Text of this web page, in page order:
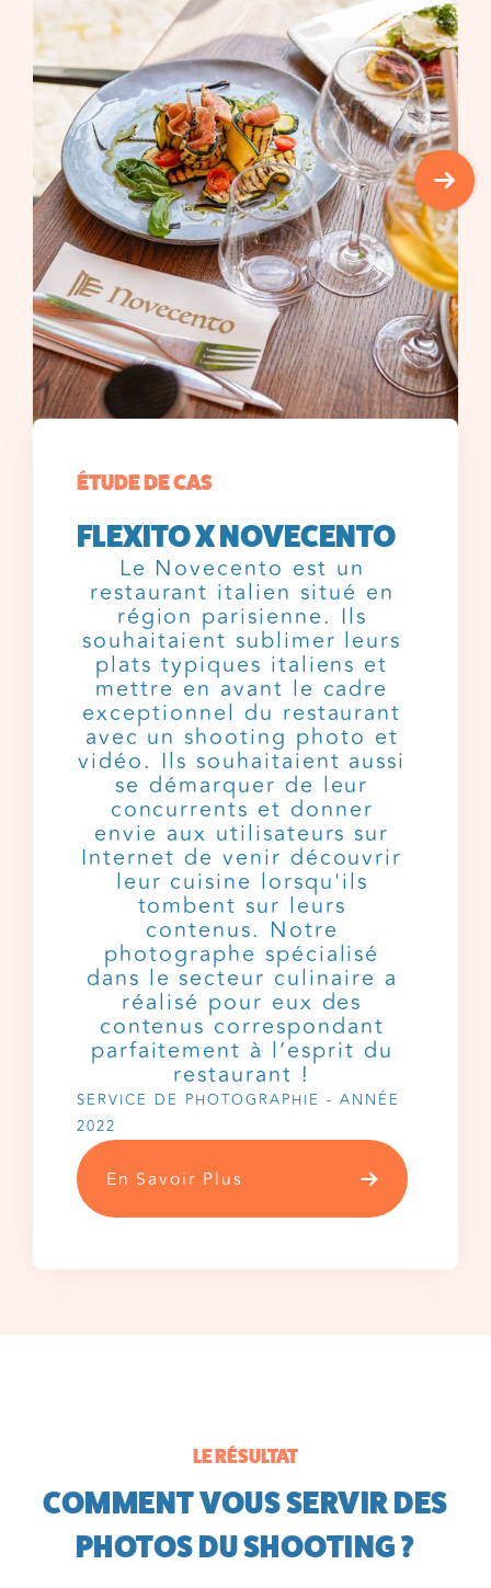
ÉTUDE DE CAS
FLEXITO X NOVECENTO
Le Novecento est un
restaurant italien situé en
région parisienne. Ils
souhaitaient sublimer leurs
plats typiques italiens et
mettre en avant le cadre
exceptionnel du restaurant
avec un shooting photo et
vidéo. Ils souhaitaient aussi
se démarquer de leur
concurrents et donner
envie aux utilisateurs sur
Internet de venir découvrir
leur cuisine lorsqu'ils
tombent sur leurs
contenus. Notre
photographe spécialisé
dans le secteur culinaire a
réalisé pour eux des
contenus correspondant
parfaitement à l’esprit du
restaurant !
SERVICE DE PHOTOGRAPHIE - ANNÉE
2022
En Savoir Plus
LE RÉSULTAT
COMMENT VOUS SERVIR DES
PHOTOS DU SHOOTING ?